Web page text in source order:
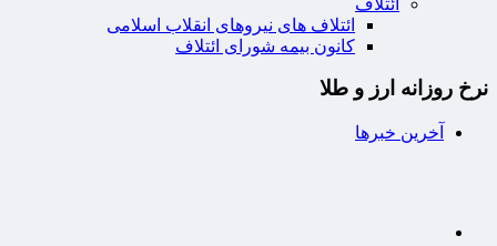
ائتلاف های نیروهای انقلاب اسلامی
کانون بیمه شورای ائتلاف
نرخ روزانه ارز و طلا
آخرین خبرها